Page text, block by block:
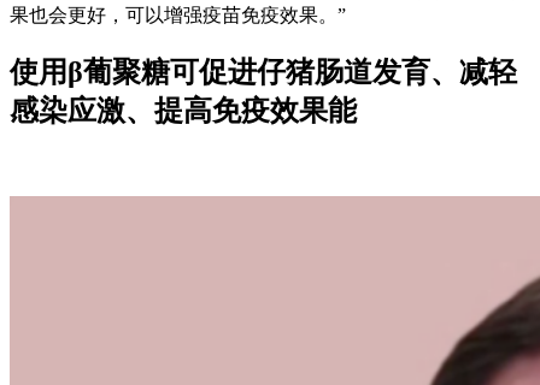
果也会更好，可以增强疫苗免疫效果。”
使用β葡聚糖可促进仔猪肠道发育、减轻
感染应激、提高免疫效果能